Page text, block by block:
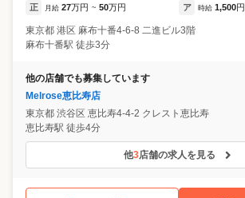
正 月給 27万円 ~ 50万円 ア 時給 1,500円
東京都 港区 麻布十番4-6-8 二進ビル3階
麻布十番駅 徒歩3分
他の店舗でも募集しています
Melrose恵比寿店
東京都 渋谷区 恵比寿4-4-2 クレスト恵比寿
恵比寿駅 徒歩4分
他3店舗の求人を見る